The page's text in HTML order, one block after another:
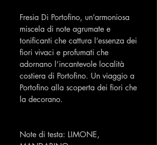
Fresia Di Portofino, un’armoniosa
miscela di note agrumate e
tonificanti che cattura l’essenza dei
fiori vivaci e profumati che
adornano l’incantevole località
costiera di Portofino. Un viaggio a
Portofino alla scoperta dei fiori che
la decorano.
Note di testa: LIMONE,